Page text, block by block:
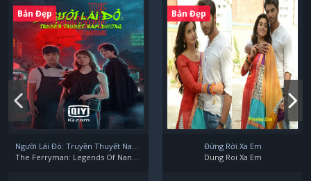
Từ Hy Đệ
Lâm Bách Hoành
Bản Đẹp Bản Đẹp
Đừng Rời Xa Em
Dung Roi Xa Em